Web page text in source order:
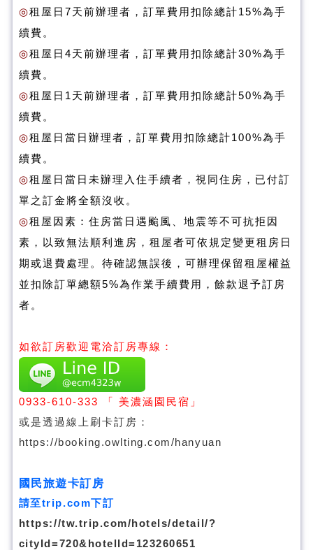
◎租屋日7天前辦理者，訂單費用扣除總計15%為手
續費。
◎租屋日4天前辦理者，訂單費用扣除總計30%為手
續費。
◎租屋日1天前辦理者，訂單費用扣除總計50%為手
續費。
◎租屋日當日辦理者，訂單費用扣除總計100%為手
續費。
◎租屋日當日未辦理入住手續者，視同住房，已付訂
單之訂金將全額沒收。
◎租屋因素：住房當日遇颱風、地震等不可抗拒因
素，以致無法順利進房，租屋者可依規定變更租房日
期或退費處理。待確認無誤後，可辦理保留租屋權益
並扣除訂單總額5%為作業手續費用，餘款退予訂房
者。
如欲訂房歡迎電洽訂房專線：
0933-610-333
「 美濃涵園民宿」
或是透過線上刷卡訂房：
https://booking.owlting.com/hanyuan
國民旅遊卡訂房
請至trip.com下訂
https://tw.trip.com/hotels/detail/?
cityId=720&hotelId=123260651